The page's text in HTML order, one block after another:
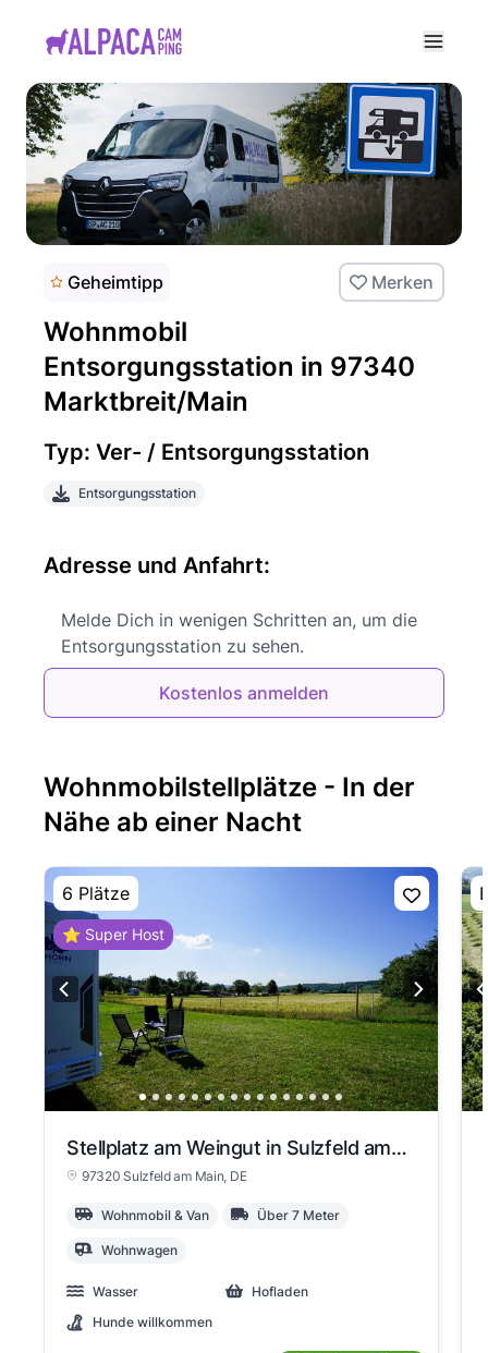
Wohnmobil
Entsorgungsstation in 97340
Marktbreit/Main
Geheimtipp Merken
Typ: Ver- / Entsorgungsstation
Entsorgungsstation
Adresse und Anfahrt:
Melde Dich in wenigen Schritten an, um die
Entsorgungsstation zu sehen.
Kostenlos anmelden
Wohnmobilstellplätze - In der
Nähe ab einer Nacht
6 Plätze
⭐ Super Host
Stellplatz am Weingut in Sulzfeld am Main
97320 Sulzfeld am Main, DE
Wohnmobil & Van Über 7 Meter
Wohnwagen
Wasser
Hofladen
Hunde willkommen